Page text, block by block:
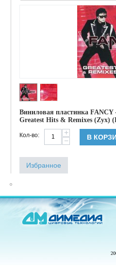
Виниловая пластинка FANCY
Greatest Hits & Remixes (Zyx)
Кол-во:
+
−
В
Избранное